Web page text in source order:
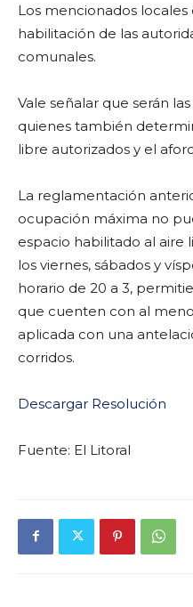
Los mencionados
habilitación de las
comunales.
Vale señalar que serán
quienes también
libre autorizados y el
La reglamentación
ocupación máxima no
espacio habilitado al aire
los viernes, sábados y
horario de 20 a 3,
que cuenten con al
aplicada con una
corridos.
Descargar Resolución
Fuente: El Litoral